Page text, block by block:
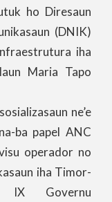
ho Diresaun
(DNIK)
iha
Maria Tapo
ne’e
ba papel ANC
operador no
iha Timor-
IX Governu